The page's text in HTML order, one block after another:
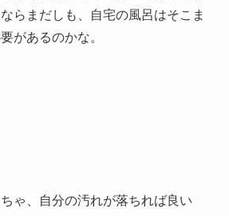
らまだしも、自宅の風呂はそこま
があるのかな。
ゃ、自分の汚れが落ちれば良い